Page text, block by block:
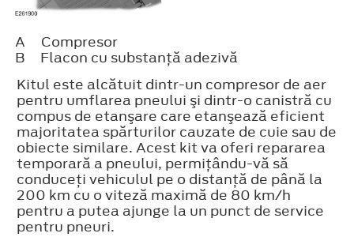
A
Compresor
B
Flacon cu substanţă adezivă
Kitul este alcătuit dintr-un compresor de aer
pentru umflarea pneului şi dintr-o canistră cu
compus de etanşare care etanşează eficient
majoritatea spărturilor cauzate de cuie sau de
obiecte similare. Acest kit va oferi repararea
temporară a pneului, permiţându-vă să
conduceţi vehiculul pe o distanţă de până la
200 km cu o viteză maximă de 80 km/h
pentru a putea ajunge la un punct de service
pentru pneuri.